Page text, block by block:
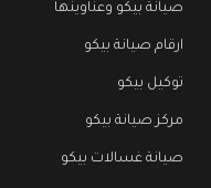
صيانة بيكو وعناوينها
ارقام صيانة بيكو
توكيل بيكو
مركز صيانة بيكو
صيانة غسالات بيكو